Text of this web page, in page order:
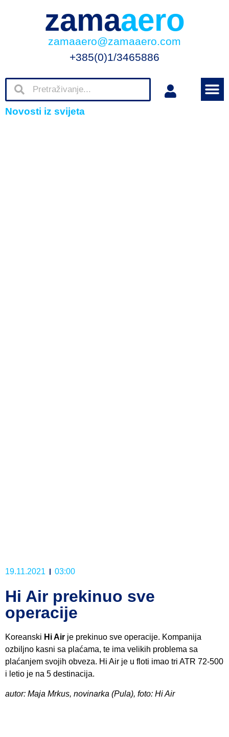
zamaaero
zamaaero@zamaaero.com
+385(0)1/3465886
Novosti iz svijeta
19.11.2021 03:00
Hi Air prekinuo sve
operacije
Koreanski Hi Air je prekinuo sve operacije. Kompanija
ozbiljno kasni sa plaćama, te ima velikih problema sa
plaćanjem svojih obveza. Hi Air je u floti imao tri ATR 72-500
i letio je na 5 destinacija.
autor: Maja Mrkus, novinarka (Pula), foto: Hi Air